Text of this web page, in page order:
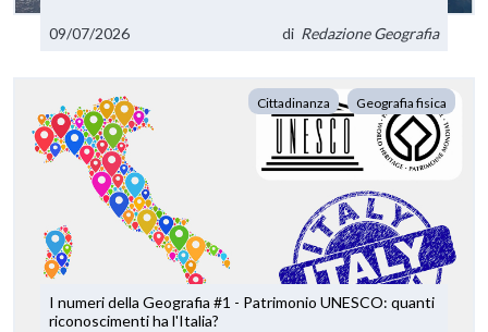
09/07/2026 di Redazione Geografia
Cittadinanza Geografia fisica
I numeri della Geografia #1 - Patrimonio UNESCO: quanti
riconoscimenti ha l'Italia?